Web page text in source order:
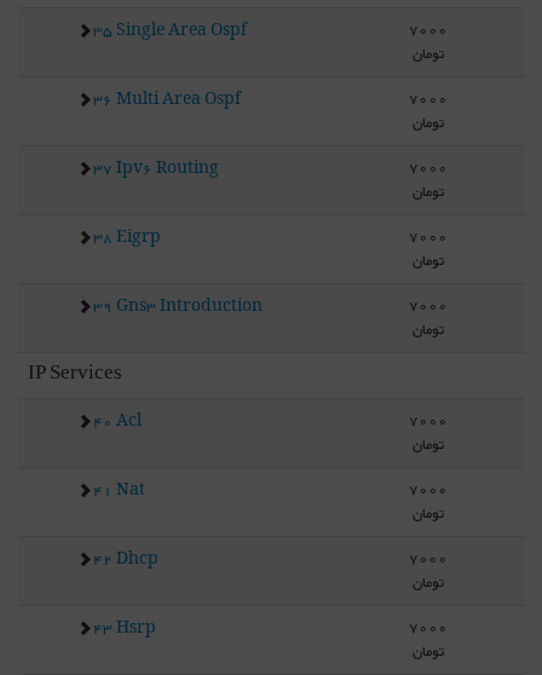
35 Single Area Ospf
7000
تومان
36 Multi Area Ospf
7000
تومان
37 Ipv6 Routing
7000
تومان
38 Eigrp
7000
تومان
39 Gns3 Introduction
7000
تومان
IP Services
40 Acl
7000
تومان
41 Nat
7000
تومان
42 Dhcp
7000
تومان
43 Hsrp
7000
تومان